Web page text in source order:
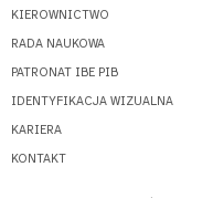
KIEROWNICTWO
RADA NAUKOWA
PATRONAT IBE PIB
IDENTYFIKACJA WIZUALNA
KARIERA
KONTAKT